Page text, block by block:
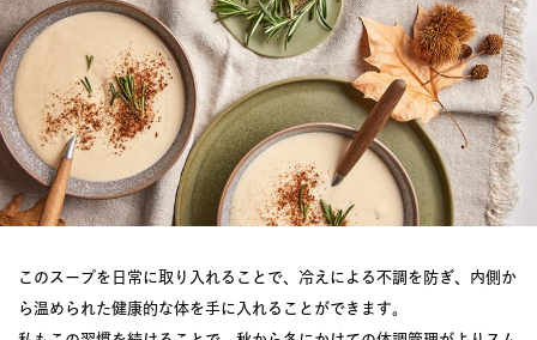
このスープを日常に取り入れることで、冷えによる不調を防ぎ、内側か
ら温められた健康的な体を手に入れることができます。